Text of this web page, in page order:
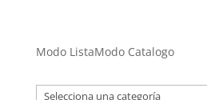
Modo ListaModo Catalogo
Selecciona